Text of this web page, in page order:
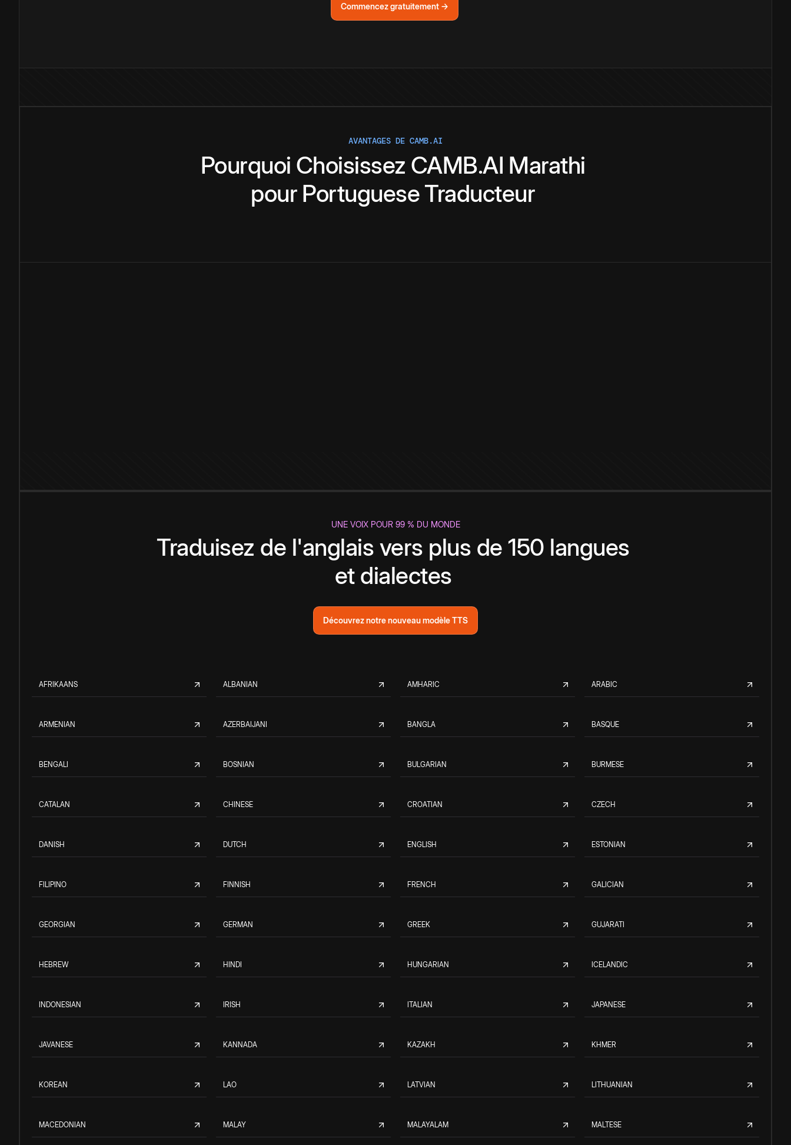
Commencez gratuitement →
AVANTAGES DE CAMB.AI
Pourquoi Choisissez CAMB.AI Marathi
pour PortugueseTraducteur
UNE VOIX POUR 99 % DU MONDE
Traduisez de l'anglais vers plus de 150 langues
et dialectes
Découvrez notre nouveau modèle TTS
AFRIKAANS ALBANIAN AMHARIC ARABIC
ARMENIAN AZERBAIJANI BANGLA BASQUE
BENGALI BOSNIAN BULGARIAN BURMESE
CATALAN CHINESE CROATIAN CZECH
DANISH DUTCH ENGLISH ESTONIAN
FILIPINO FINNISH FRENCH GALICIAN
GEORGIAN GERMAN GREEK GUJARATI
HEBREW HINDI HUNGARIAN ICELANDIC
INDONESIAN IRISH ITALIAN JAPANESE
JAVANESE KANNADA KAZAKH KHMER
KOREAN LAO LATVIAN LITHUANIAN
MACEDONIAN MALAY MALAYALAM MALTESE